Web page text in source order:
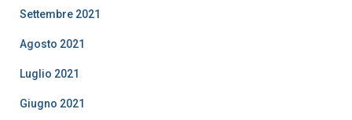
Settembre 2021
Agosto 2021
Luglio 2021
Giugno 2021